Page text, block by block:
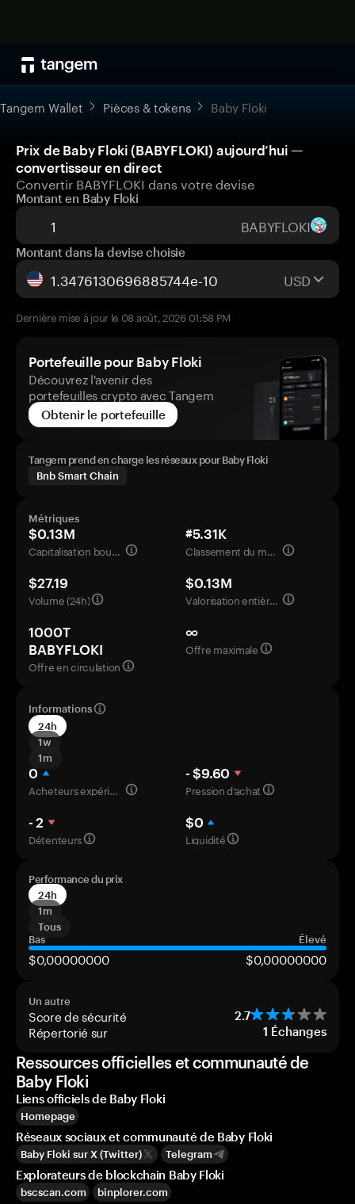
Tangem Wallet Pièces & tokens Baby Floki
Prix de Baby Floki (BABYFLOKI) aujourd’hui —
convertisseur en direct
Convertir BABYFLOKI dans votre devise
Montant en Baby Floki
BABYFLOKI
Montant dans la devise choisie
USD
Dernière mise à jour le 08 août, 2026 01:58 PM
Portefeuille pour Baby Floki
Découvrez l'avenir des
portefeuilles crypto avec Tangem
Obtenir le portefeuille
Tangem prend en charge les réseaux pour Baby Floki
Bnb Smart Chain
Métriques
$0.13M
Capitalisation boursière
#5.31K
Classement du marché
$27.19
Volume (24h)
$0.13M
Valorisation entièrement diluée
1000T
BABYFLOKI
Offre en circulation
∞
Offre maximale
Informations
24h
1w
1m
0
Acheteurs expérimentés
- $9.60
Pression d’achat
- 2
Détenteurs
$0
Liquidité
Performance du prix
24h
1m
Tous
Bas
Élevé
$0,00000000 $0,00000000
Un autre
Score de sécurité 2.7
Répertorié sur 1 Échanges
Ressources officielles et communauté de
Baby Floki
Liens officiels de Baby Floki
Homepage
Réseaux sociaux et communauté de Baby Floki
Baby Floki sur X (Twitter) Telegram
Explorateurs de blockchain Baby Floki
bscscan.com binplorer.com